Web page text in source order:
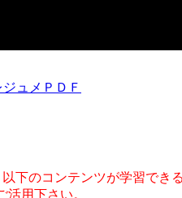
ュメＰＤＦ
下のコンテンツが学習でき
用下さい。